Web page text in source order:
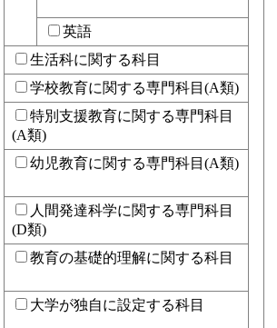
英語
生活科に関する科目
学校教育に関する専門科目(A類)
特別支援教育に関する専門科目
(A類)
幼児教育に関する専門科目(A類)
人間発達科学に関する専門科目
(D類)
教育の基礎的理解に関する科目
大学が独自に設定する科目